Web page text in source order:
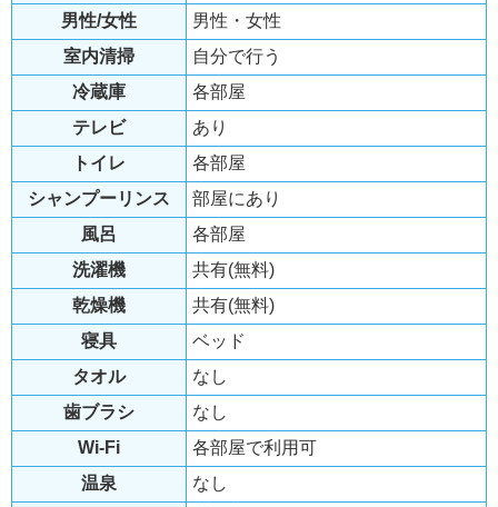
男性/女性
男性・女性
室内清掃
自分で行う
冷蔵庫
各部屋
テレビ
あり
トイレ
各部屋
シャンプーリンス
部屋にあり
風呂
各部屋
洗濯機
共有(無料)
乾燥機
共有(無料)
寝具
ベッド
タオル
なし
歯ブラシ
なし
Wi-Fi
各部屋で利用可
温泉
なし